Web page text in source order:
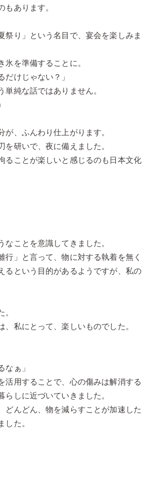
あります。
り」という名目で、宴会を楽しみま
を準備することに。
けじゃない？」
純な話ではありません。
、ふんわり仕上がります。
研いで、夜に備えました。
ることが楽しいと感じるのも日本文化
ことを意識してきました。
」と言って、物に対する執着を無く
るという目的があるようですが、私の
私にとって、楽しいものでした。
ぁ」
活用することで、心の傷みは解消する
しに近づいていきました。
どんどん、物を減らすことが加速した
た。